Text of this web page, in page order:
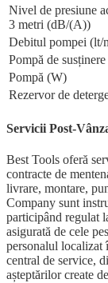
Nivel de presiune
3 metri (dB/(A))
Debitul pompei (lt/
Pompă de
Pompă (W)
Rezervor de
Servicii Post-
Best Tools oferă
contracte de
livrare, montare,
Company sunt
participând regulat
asigurată de cele
personalul localizat
central de service,
așteptărilor create